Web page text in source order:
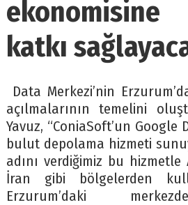
katkı
Data Merkezi’nin
açılmalarının temelini
Yavuz, “ConiaSoft’un
bulut depolama hizmeti
adını verdiğimiz bu
İran gibi bölgelerden
Erzurum’daki